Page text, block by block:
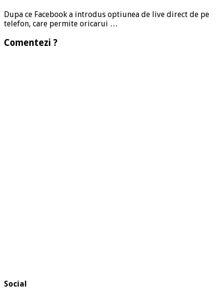
Dupa ce Facebook a introdus optiunea de live direct de pe
telefon, care permite oricarui …
Comentezi ?
Social